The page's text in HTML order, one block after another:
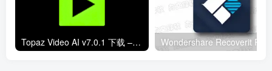
Topaz Video AI v7.0.1 下载 – Video AI 汉化中文安装版 视频增强与补帧